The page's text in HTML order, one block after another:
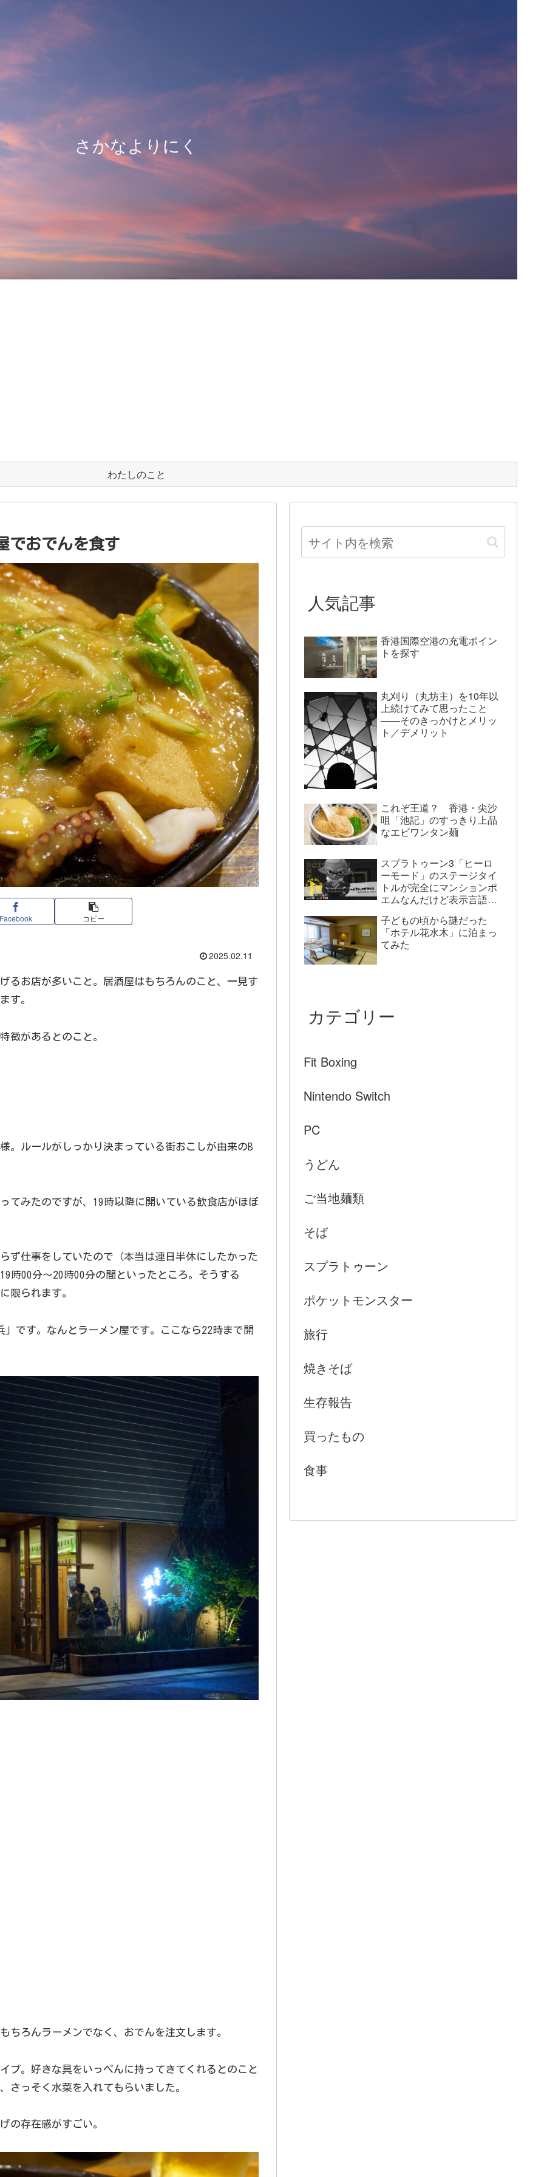
さかなよりにく
わたしのこと
でおでんを食す
Facebook コピー
2025.02.11
るお店が多いこと。居酒屋はもちろんのこと、一見す
す。
徴があるとのこと。
。ルールがしっかり決まっている街おこしが由来のB
てみたのですが、19時以降に開いている飲食店がほぼ
ず仕事をしていたので（本当は連日半休にしたかった
00分〜20時00分の間といったところ。そうする
限られます。
です。なんとラーメン屋です。ここなら22時まで開
ちろんラーメンでなく、おでんを注文します。
プ。好きな具をいっぺんに持ってきてくれるとのこと
さっそく水菜を入れてもらいました。
の存在感がすごい。
人気記事
香港国際空港の充電ポイン
トを探す
丸刈り（丸坊主）を10年以
上続けてみて思ったこと
——そのきっかけとメリッ
ト／デメリット
これぞ王道？ 香港・尖沙
咀「池記」のすっきり上品
なエビワンタン麺
スプラトゥーン3「ヒーロ
ーモード」のステージタイ
トルが完全にマンションポ
エムなんだけど表示言語が
の？
子どもの頃から謎だった
「ホテル花水木」に泊まっ
てみた
カテゴリー
Fit Boxing
Nintendo Switch
PC
うどん
ご当地麺類
そば
スプラトゥーン
ポケットモンスター
旅行
焼きそば
生存報告
買ったもの
食事